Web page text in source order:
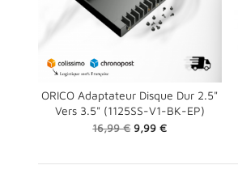
ORICO Adaptateur Disque Dur 2.5"
Vers 3.5" (1125SS-V1-BK-EP)
Prix
16,99 € Prix
9,99 €
shopping_cart 